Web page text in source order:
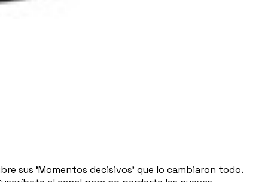
sus 'Momentos decisivos' que lo cambiaron todo.